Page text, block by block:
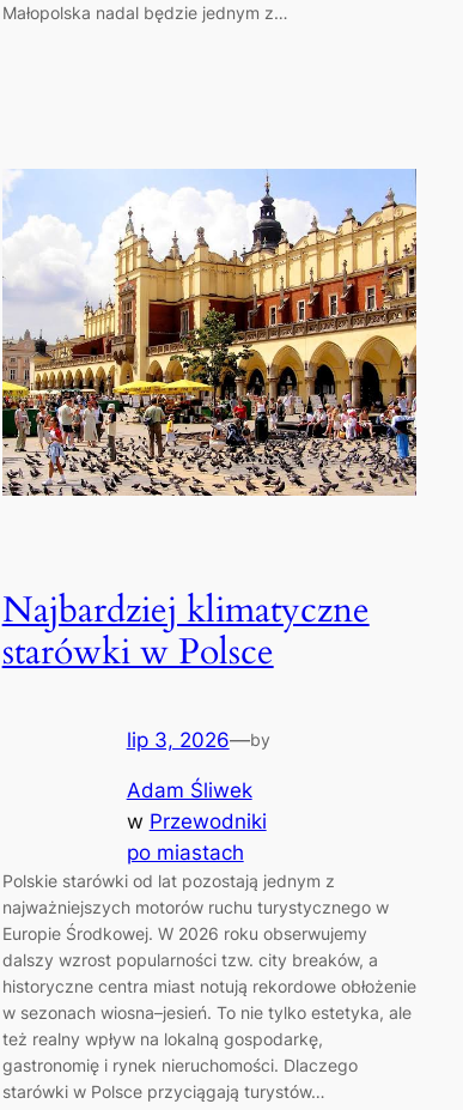
Małopolska nadal będzie jednym z…
Najbardziej klimatyczne
starówki w Polsce
lip 3, 2026—by
Adam Śliwek
w Przewodniki
po miastach
Polskie starówki od lat pozostają jednym z
najważniejszych motorów ruchu turystycznego w
Europie Środkowej. W 2026 roku obserwujemy
dalszy wzrost popularności tzw. city breaków, a
historyczne centra miast notują rekordowe obłożenie
w sezonach wiosna–jesień. To nie tylko estetyka, ale
też realny wpływ na lokalną gospodarkę,
gastronomię i rynek nieruchomości. Dlaczego
starówki w Polsce przyciągają turystów…